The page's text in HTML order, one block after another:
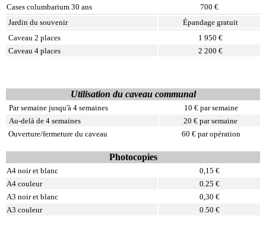
Cases columbarium 30 ans
700 €
Jardin du souvenir
Épandage gratuit
Caveau 2 places
1 950 €
Caveau 4 places
2 200 €
Utilisation du caveau communal
Par semaine jusqu'à 4 semaines
10 € par semaine
Au-delà de 4 semaines
20 € par semaine
Ouverture/fermeture du caveau
60 € par opération
Photocopies
A4 noir et blanc
0,15 €
A4 couleur
0.25 €
A3 noir et blanc
0,30 €
A3 couleur
0.50 €